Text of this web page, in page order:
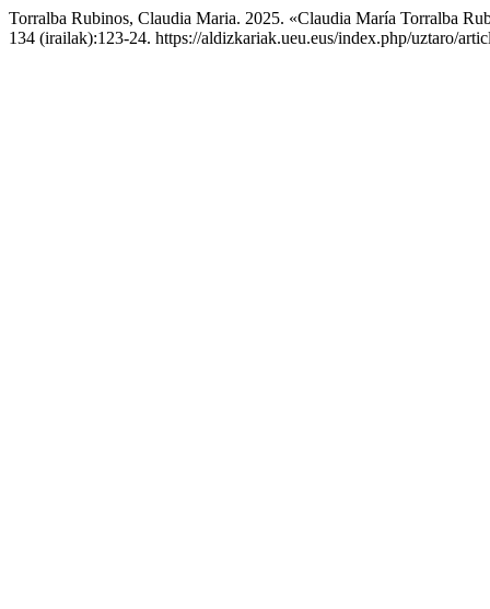
Torralba Rubinos, Claudia Maria. 2025. «Claudia María Torralba
134 (irailak):123-24. https://aldizkariak.ueu.eus/index.php/uztaro/